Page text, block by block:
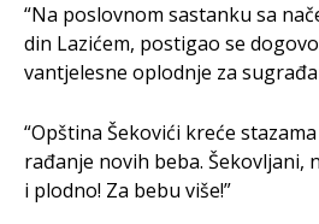
“Na poslovnom sastanku sa
din Lazićem, postigao se
vantjelesne oplodnje za
“Opština Šekovići kreće
rađanje novih beba. Šekovljani,
i plodno! Za bebu više!”